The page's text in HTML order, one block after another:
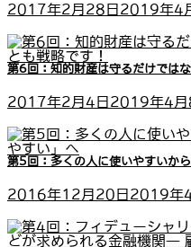
2017年2月28日 2019年4
第6回：知的財産は守るだけでは
2017年2月4日 2019年4月
第5回：多くの人に使いやすいか
2016年12月20日 2019年